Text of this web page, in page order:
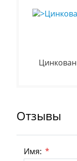
Отзывы
Имя: *